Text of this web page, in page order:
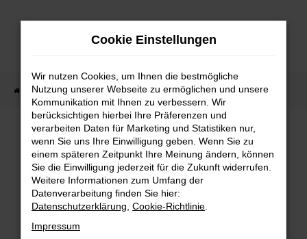
Zum
Startseite Lagerfahrzeuge Fahrzeugsuche
Fehler: Network Error
Beim Laden ist ein Fehler aufgetreten.
Hier sind ein paar Tipps, die dir helfen können:
Überprüfe deine Firewall und deine
Cookie Einstellungen
Wir nutzen Cookies, um Ihnen die bestmögliche
Nutzung unserer Webseite zu ermöglichen und unsere
Kommunikation mit Ihnen zu verbessern. Wir
berücksichtigen hierbei Ihre Präferenzen und
verarbeiten Daten für Marketing und Statistiken nur,
wenn Sie uns Ihre Einwilligung geben. Wenn Sie zu
einem späteren Zeitpunkt Ihre Meinung ändern, können
Sie die Einwilligung jederzeit für die Zukunft widerrufen.
Weitere Informationen zum Umfang der
Datenverarbeitung finden Sie hier:
Datenschutzerklärung Cookie-Richtlinie
Impressum